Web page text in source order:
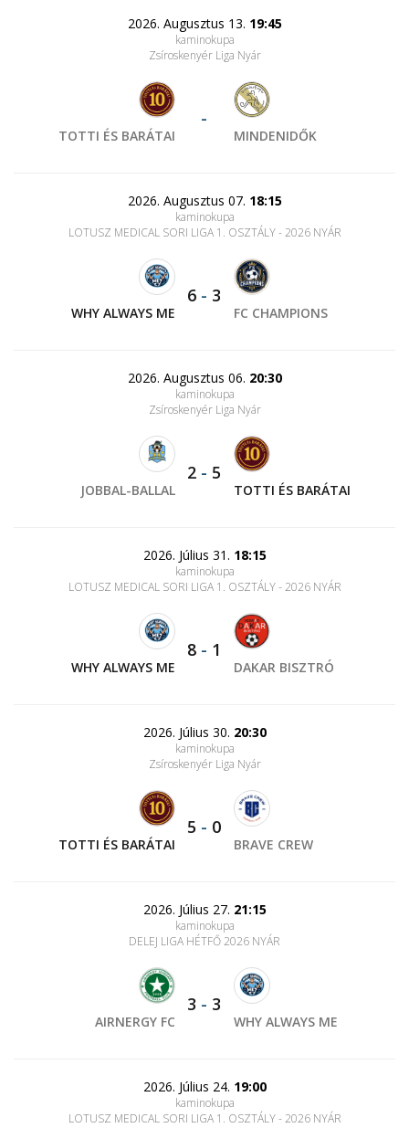
2026. Augusztus 13. 19:45
kaminokupa
Zsíroskenyér Liga Nyár
TOTTI ÉS BARÁTAI
-
MINDENIDŐK
2026. Augusztus 07. 18:15
kaminokupa
LOTUSZ MEDICAL SORI LIGA 1. OSZTÁLY - 2026 NYÁR
WHY ALWAYS ME
6 - 3
FC CHAMPIONS
2026. Augusztus 06. 20:30
kaminokupa
Zsíroskenyér Liga Nyár
JOBBAL-BALLAL
2 - 5
TOTTI ÉS BARÁTAI
2026. Július 31. 18:15
kaminokupa
LOTUSZ MEDICAL SORI LIGA 1. OSZTÁLY - 2026 NYÁR
WHY ALWAYS ME
8 - 1
DAKAR BISZTRÓ
2026. Július 30. 20:30
kaminokupa
Zsíroskenyér Liga Nyár
TOTTI ÉS BARÁTAI
5 - 0
BRAVE CREW
2026. Július 27. 21:15
kaminokupa
DELEJ LIGA HÉTFŐ 2026 NYÁR
AIRNERGY FC
3 - 3
WHY ALWAYS ME
2026. Július 24. 19:00
kaminokupa
LOTUSZ MEDICAL SORI LIGA 1. OSZTÁLY - 2026 NYÁR